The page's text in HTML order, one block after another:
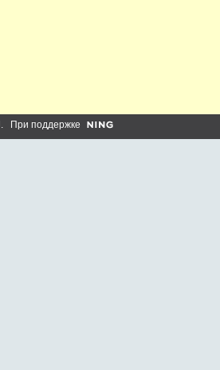
. При поддержке